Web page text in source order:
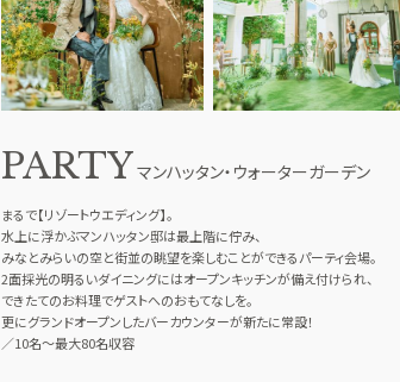
PARTYマンハッタン・ウォーターガーデン
まるで【リゾートウエディング】。
水上に浮かぶマンハッタン邸は最上階に佇み、
みなとみらいの空と街並の眺望を楽しむことができるパーティ会場。
2面採光の明るいダイニングにはオープンキッチンが備え付けられ、
できたてのお料理でゲストへのおもてなしを。
更にグランドオープンしたバーカウンターが新たに常設！
／10名～最大80名収容